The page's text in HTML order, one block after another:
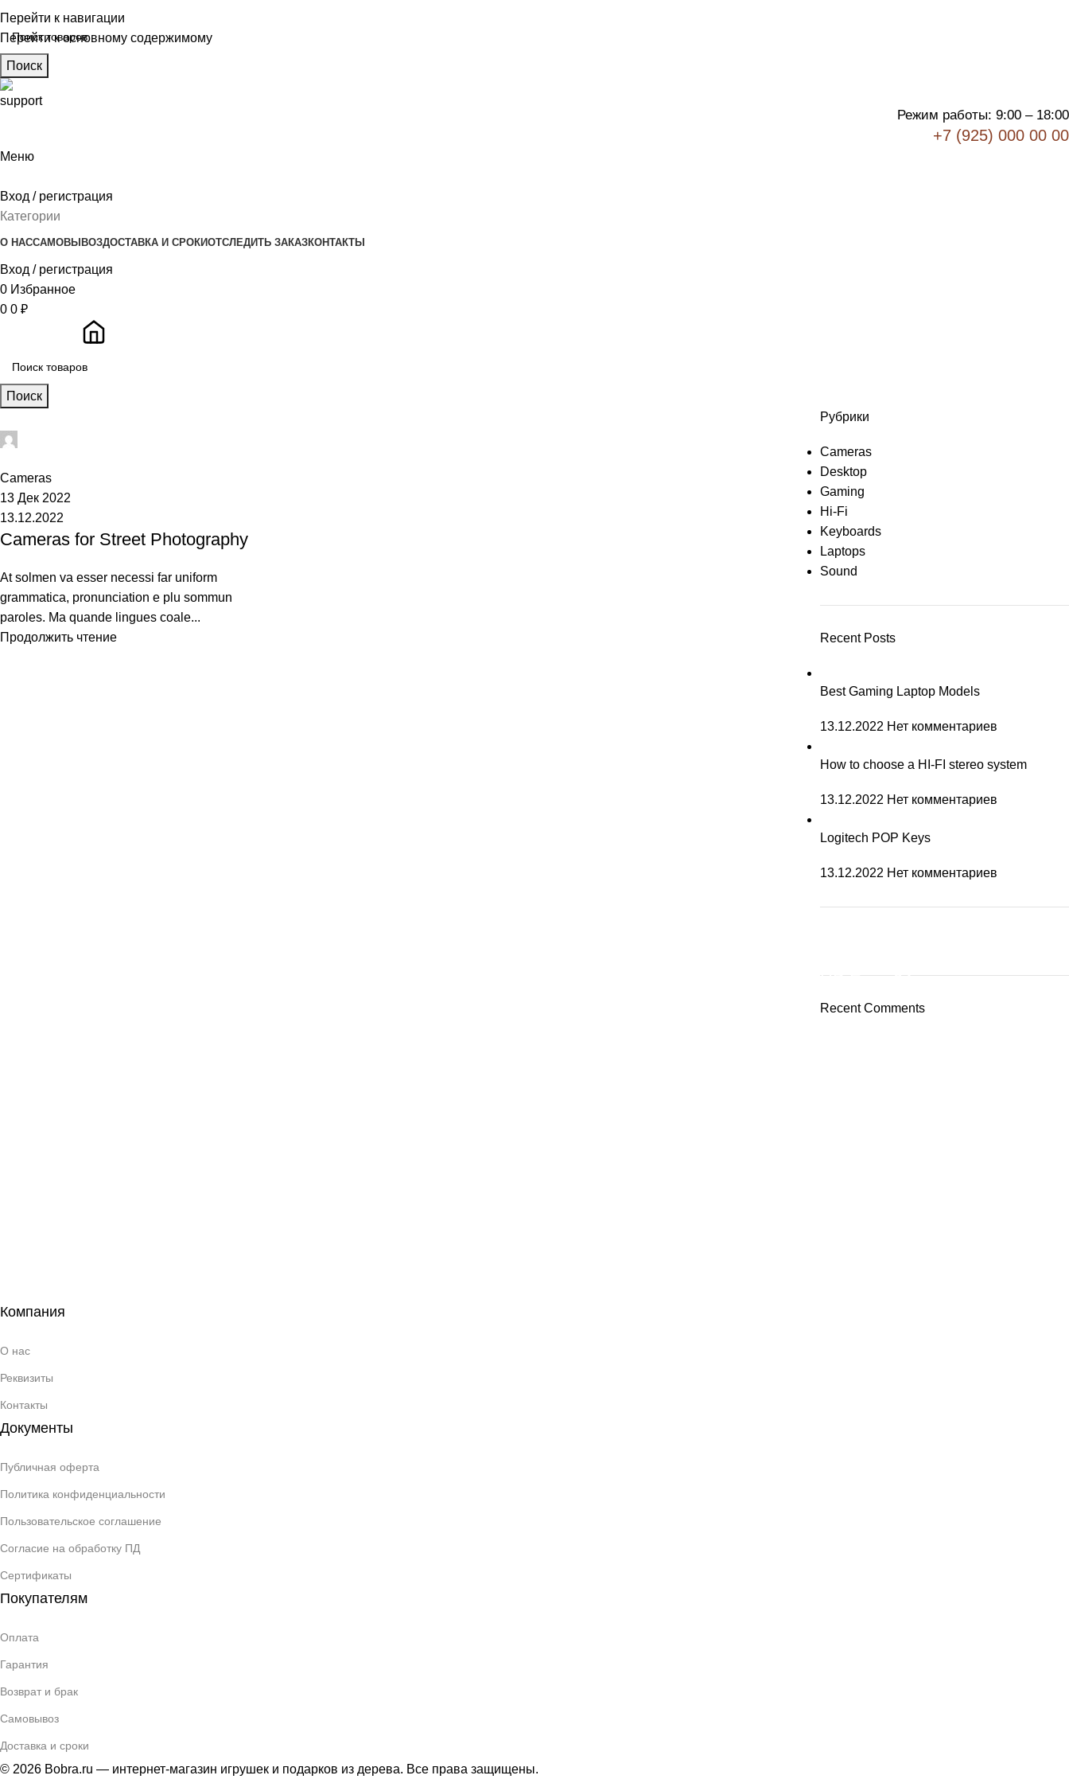
Перейти к навигации
Перейти к основному содержимому
Поиск
Режим работы: 9:00 – 18:00
+7 (925) 000 00 00
Меню
Вход / регистрация
Категории
О НАССАМОВЫВОЗДОСТАВКА И СРОКИОТСЛЕДИТЬ ЗАКАЗКОНТАКТЫ
Вход / регистрация
0 Избранное
0 0 ₽
Поиск
Cameras
13 Дек 2022
13.12.2022
Cameras for Street Photography
At solmen va esser necessi far uniform
grammatica, pronunciation e plu sommun
paroles. Ma quande lingues coale...
Продолжить чтение
Рубрики
Cameras
Desktop
Gaming
Hi-Fi
Keyboards
Laptops
Sound
Recent Posts
Best Gaming Laptop Models
13.12.2022 Нет комментариев
How to choose a HI-FI stereo system
13.12.2022 Нет комментариев
Logitech POP Keys
13.12.2022 Нет комментариев
HP Envy 34
Recent Comments
Компания
О нас
Реквизиты
Контакты
Документы
Публичная оферта
Политика конфиденциальности
Пользовательское соглашение
Согласие на обработку ПД
Сертификаты
Покупателям
Оплата
Гарантия
Возврат и брак
Самовывоз
Доставка и сроки
© 2026 Bobra.ru — интернет-магазин игрушек и подарков из дерева. Все права защищены.